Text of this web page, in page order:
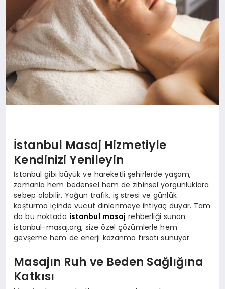
İstanbul Masaj Hizmetiyle
Kendinizi Yenileyin
İstanbul gibi büyük ve hareketli şehirlerde yaşam,
zamanla hem bedensel hem de zihinsel yorgunluklara
sebep olabilir. Yoğun trafik, iş stresi ve günlük
koşturma içinde vücut dinlenmeye ihtiyaç duyar. Tam
da bu noktada istanbul masaj rehberliği sunan
istanbul-masaj.org, size özel çözümlerle hem
gevşeme hem de enerji kazanma fırsatı sunuyor.
Masajın Ruh ve Beden Sağlığına
Katkısı